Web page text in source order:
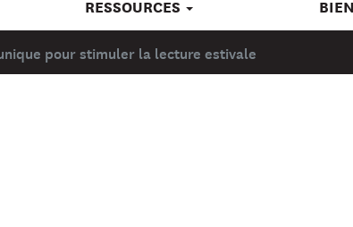
RESSOURCES
pour stimuler la lecture estivale